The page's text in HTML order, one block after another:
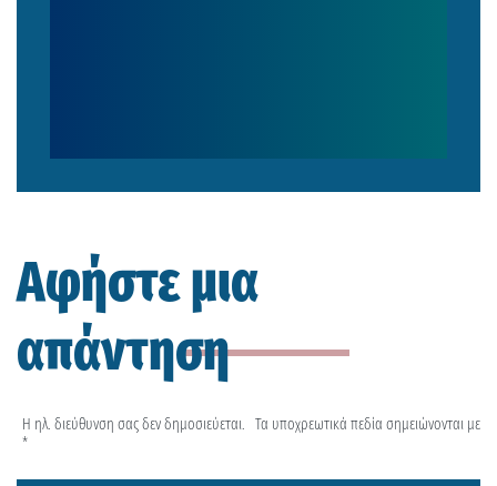
Αφήστε μια
απάντηση
Η ηλ. διεύθυνση σας δεν δημοσιεύεται. Τα υποχρεωτικά πεδία σημειώνονται με
*